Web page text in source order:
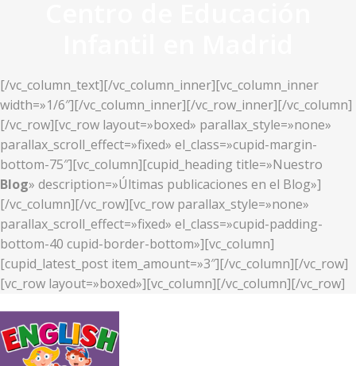
[/vc_column_text][/vc_column_inner][vc_column_inner
width=»1/6″][/vc_column_inner][/vc_row_inner][/vc_column]
[/vc_row][vc_row layout=»boxed» parallax_style=»none»
parallax_scroll_effect=»fixed» el_class=»cupid-margin-
bottom-75″][vc_column][cupid_heading title=»Nuestro
Blog» description=»Últimas publicaciones en el Blog»]
[/vc_column][/vc_row][vc_row parallax_style=»none»
parallax_scroll_effect=»fixed» el_class=»cupid-padding-
bottom-40 cupid-border-bottom»][vc_column]
[cupid_latest_post item_amount=»3″][/vc_column][/vc_row]
[vc_row layout=»boxed»][vc_column][/vc_column][/vc_row]